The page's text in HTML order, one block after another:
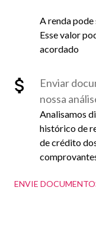
A renda
Esse valor
acordado
Enviar
nossa
Analisamos
histórico de
de crédito
ENVIE